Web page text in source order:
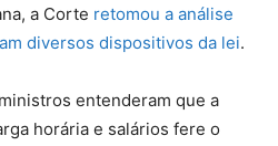
a Corte retomou a análise
diversos dispositivos da lei.
entenderam que a
horária e salários fere o